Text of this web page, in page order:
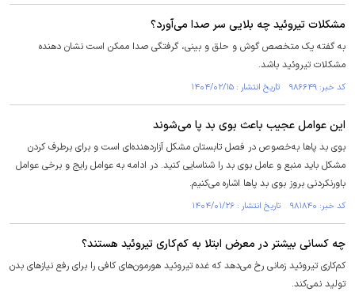
مشکلات تیروئید چه بلایی سر صدا می‌آورد؟
به گفته یک متخصص گوش و حلق و بینی، گرفتگی صدا ممکن است نشان دهنده
مشکلات تیروئید باشد.
کد خبر: ۹۸۶۶۴۹ تاریخ انتشار : ۱۴۰۴/۰۲/۱۵
این عوامل عجیب باعث بوی بد پا می‌شوند
بوی بد پا‌ها به‌خصوص در فصل تابستان مشکل آزاردهنده‌ای است و برای برطرف کردن
مشکل باید منبع و عامل بوی بد را شناسایی کنید. در ادامه به عوامل رایج و برخی عوامل
باورنکردنی بروز بوی بد پا‌ها اشاره می‌کنیم.
کد خبر: ۹۸۱۸۴۰ تاریخ انتشار : ۱۴۰۴/۰۱/۲۶
چه کسانی بیشتر در معرض ابتلا به کم‌کاری تیروئید هستند؟
کم‌کاری تیروئید زمانی رخ می‌دهد که غده تیروئید هورمون‌های کافی را برای رفع نیاز‌های بدن
تولید نمی‌کند.